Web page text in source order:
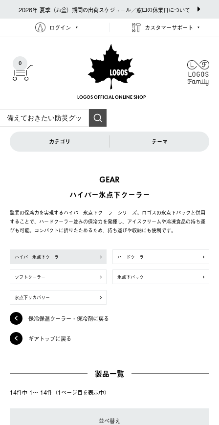
2026年 夏季（お盆）期間の出荷スケジュール／窓口の休業日について
ログイン カスタマーサポート
0
LOGOS OFFICIAL ONLINE SHOP
カテゴリ テーマ
GEAR
ハイパー氷点下クーラー
驚異の保冷力を実現するハイパー氷点下クーラーシリーズ。ロゴスの氷点下パックと併用
することで、ハードクーラー並みの保冷力を発揮し、アイスクリームや冷凍食品の持ち運
びも可能。コンパクトに折りたためるため、持ち運びや収納にも便利です。
ハイパー氷点下クーラー ハードクーラー
ソフトクーラー 氷点下パック
氷点下リカバリー
保冷保温クーラー・保冷剤に戻る
ギアトップに戻る
製品一覧
14件中 1〜 14件（1ページ⽬を表⽰中）
並べ替え